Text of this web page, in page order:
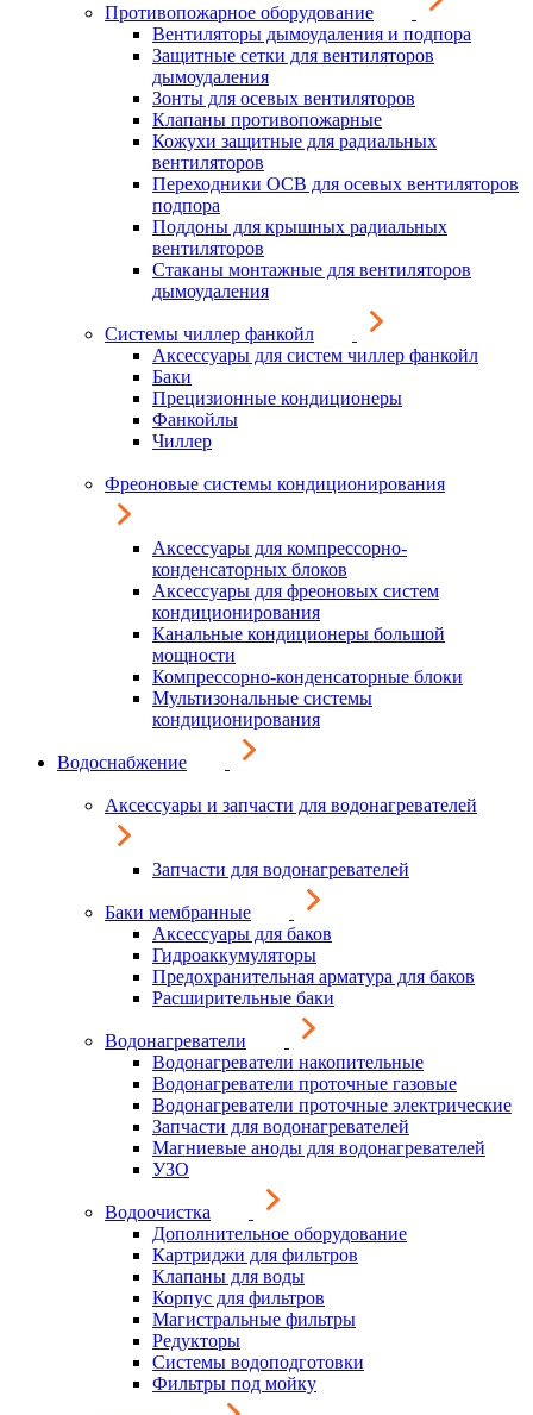
Противопожарное оборудование
Вентиляторы дымоудаления и подпора
Защитные сетки для вентиляторов
дымоудаления
Зонты для осевых вентиляторов
Клапаны противопожарные
Кожухи защитные для радиальных
вентиляторов
Переходники ОСВ для осевых вентиляторов
подпора
Поддоны для крышных радиальных
вентиляторов
Стаканы монтажные для вентиляторов
дымоудаления
Системы чиллер фанкойл
Аксессуары для систем чиллер фанкойл
Баки
Прецизионные кондиционеры
Фанкойлы
Чиллер
Фреоновые системы кондиционирования
Аксессуары для компрессорно-
конденсаторных блоков
Аксессуары для фреоновых систем
кондиционирования
Канальные кондиционеры большой
мощности
Компрессорно-конденсаторные блоки
Мультизональные системы
кондиционирования
Водоснабжение
Аксессуары и запчасти для водонагревателей
Запчасти для водонагревателей
Баки мембранные
Аксессуары для баков
Гидроаккумуляторы
Предохранительная арматура для баков
Расширительные баки
Водонагреватели
Водонагреватели накопительные
Водонагреватели проточные газовые
Водонагреватели проточные электрические
Запчасти для водонагревателей
Магниевые аноды для водонагревателей
УЗО
Водоочистка
Дополнительное оборудование
Картриджи для фильтров
Клапаны для воды
Корпус для фильтров
Магистральные фильтры
Редукторы
Системы водоподготовки
Фильтры под мойку